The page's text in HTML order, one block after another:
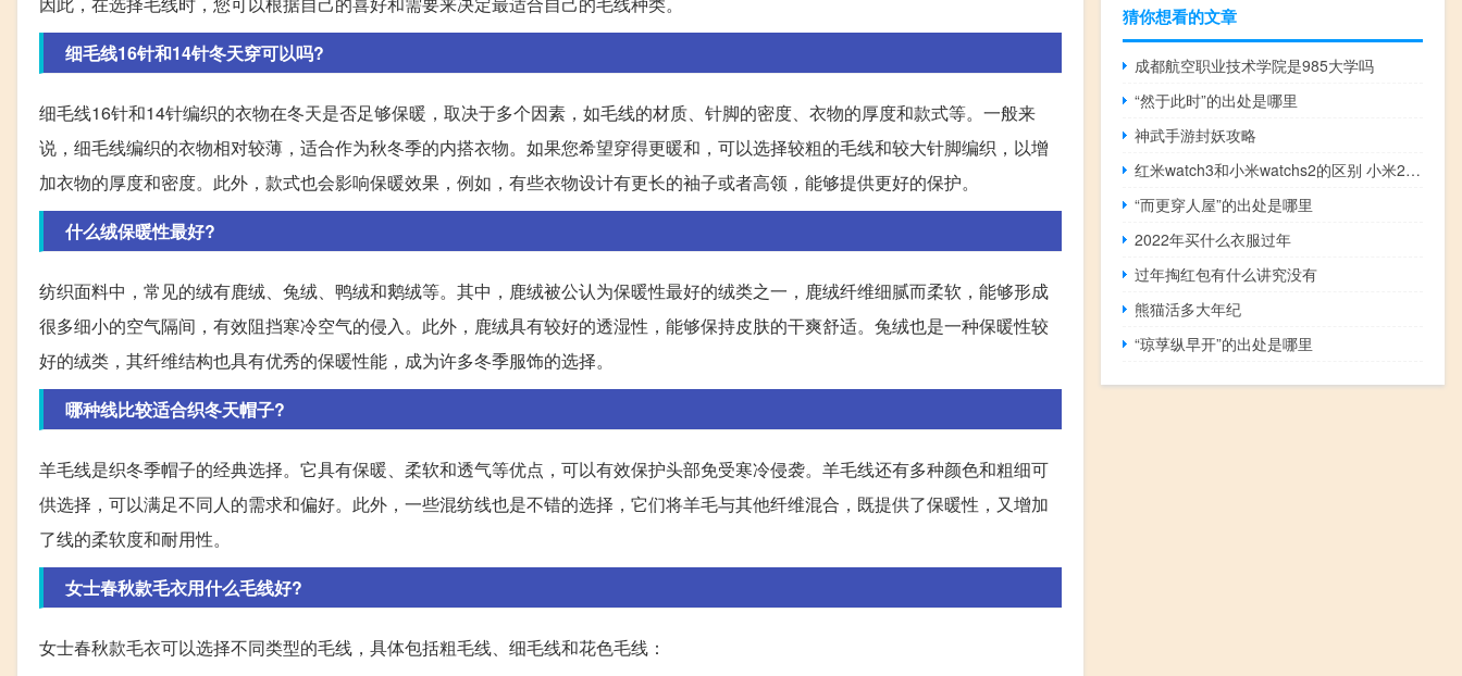
细毛线16针和14针冬天穿可以吗?
细毛线16针和14针编织的衣物在冬天是否足够保暖，取决于多个因素，如毛线的材质、针脚的密度、衣物的厚度和款式等。一般来
说，细毛线编织的衣物相对较薄，适合作为秋冬季的内搭衣物。如果您希望穿得更暖和，可以选择较粗的毛线和较大针脚编织，以增
加衣物的厚度和密度。此外，款式也会影响保暖效果，例如，有些衣物设计有更长的袖子或者高领，能够提供更好的保护。
什么绒保暖性最好?
纺织面料中，常见的绒有鹿绒、兔绒、鸭绒和鹅绒等。其中，鹿绒被公认为保暖性最好的绒类之一，鹿绒纤维细腻而柔软，能够形成
很多细小的空气隔间，有效阻挡寒冷空气的侵入。此外，鹿绒具有较好的透湿性，能够保持皮肤的干爽舒适。兔绒也是一种保暖性较
好的绒类，其纤维结构也具有优秀的保暖性能，成为许多冬季服饰的选择。
哪种线比较适合织冬天帽子?
羊毛线是织冬季帽子的经典选择。它具有保暖、柔软和透气等优点，可以有效保护头部免受寒冷侵袭。羊毛线还有多种颜色和粗细可
供选择，可以满足不同人的需求和偏好。此外，一些混纺线也是不错的选择，它们将羊毛与其他纤维混合，既提供了保暖性，又增加
了线的柔软度和耐用性。
女士春秋款毛衣用什么毛线好?
女士春秋款毛衣可以选择不同类型的毛线，具体包括粗毛线、细毛线和花色毛线：
猜你想看的文章
成都航空职业技术学院是985大学吗
“然于此时”的出处是哪里
神武手游封妖攻略
红米watch3和小米watchs2的区别 小米2和小米2s的区别
“而更穿人屋”的出处是哪里
2022年买什么衣服过年
过年掏红包有什么讲究没有
熊猫活多大年纪
“琼莩纵早开”的出处是哪里